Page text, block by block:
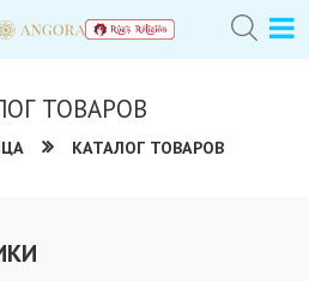
ТОВАРОВ
КАТАЛОГ ТОВАРОВ